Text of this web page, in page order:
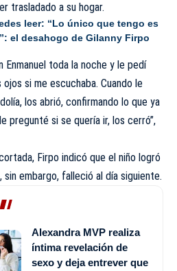
trasladado a su hogar.
leer: “Lo único que tengo es
el desahogo de Gilanny Firpo
Enmanuel toda la noche y le pedí
si me escuchaba. Cuando le
los abrió, confirmando lo que ya
pregunté si se quería ir, los cerró”,
Firpo indicó que el niño logró
sin embargo, falleció al día siguiente.
Alexandra MVP realiza
íntima revelación de
sexo y deja entrever que